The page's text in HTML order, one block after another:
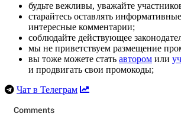
будьте вежливы, уважайте
старайтесь оставлять
интересные комментарии;
соблюдайте действующее
мы не приветствуем размещение
вы тоже можете стать автором или
и продвигать свои промокоды;
Чат в Телеграм